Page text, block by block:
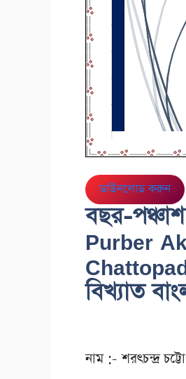
ডাউনলোড করুন
বছর-
Purber
বিখ্যাত
নাম :- শরৎচন্দ্র